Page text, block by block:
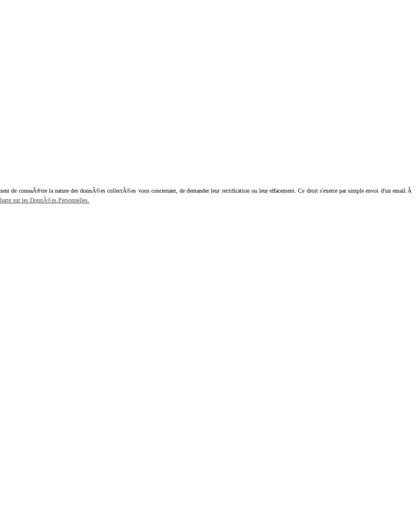
connaÃ®tre la nature des donnÃ©es collectÃ©es vous concernant, de demander leur rectification ou leur effacement. Ce droit s'exerce par simple envoi d'un email Ã
sur les DonnÃ©es Personnelles.